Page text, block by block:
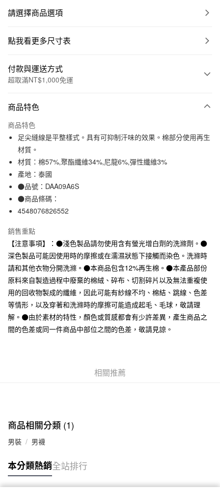
請選擇商品選項
點我看更多尺寸表
付款與運送方式
超取滿NT$1,000免運
信用卡一次付款
信用卡分期付款
3 期 0 利率 每期
合作金庫商業銀行
第一商業銀行
華南商業銀行
上海商業儲蓄銀行
臺灣中小企業銀行
匯豐（台灣）商業銀行
元大商業銀行
玉山商業銀行
星展（台灣）商業銀行
台新國際商業銀行
中國信託商業銀行
台灣樂天信用卡公司
超商取貨付款
LINE Pay
Apple Pay
悠遊付
運送方式
全家取貨付款
每筆NT$65，滿NT$1,000(含以上)免運費
付款後全家取貨
每筆NT$65，滿NT$1,000(含以上)免運費
免運費
商品特色
商品特色
足尖縫線是平整樣式。具有可抑制汗味的效果。棉部分使用再生
材質。
材質：棉57%,聚酯纖維34%,尼龍6%,彈性纖維3%
產地：泰國
●品號：DAA09A6S
●商品條碼：
4548076826552
銷售重點
【注意事項】：●淺色製品請勿使用含有螢光增白劑的洗滌劑。●
深色製品可能因使用時的摩擦或在濡濕狀態下接觸而染色。洗滌時
請和其他衣物分開洗滌。●本商品包含12%再生棉。●本產品部份
原料來自製造過程中廢棄的棉絨、碎布、切割碎片以及無法重複使
用的回收物製成的纖維，因此可能有紗線不均、棉結、跳線、色差
等情形，以及穿著和洗滌時的摩擦可能造成起毛、毛球，敬請理
解。●由於素材的特性，顏色或質感都會有少許差異，產生商品之
間的色差或同一件商品中部位之間的色差，敬請見諒。
相關推薦
商品相關分類 (1)
男裝 男襪
本分類熱銷全站排行